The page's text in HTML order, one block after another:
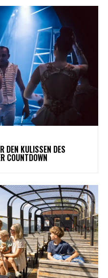
DEN KULISSEN DES
COUNTDOWN